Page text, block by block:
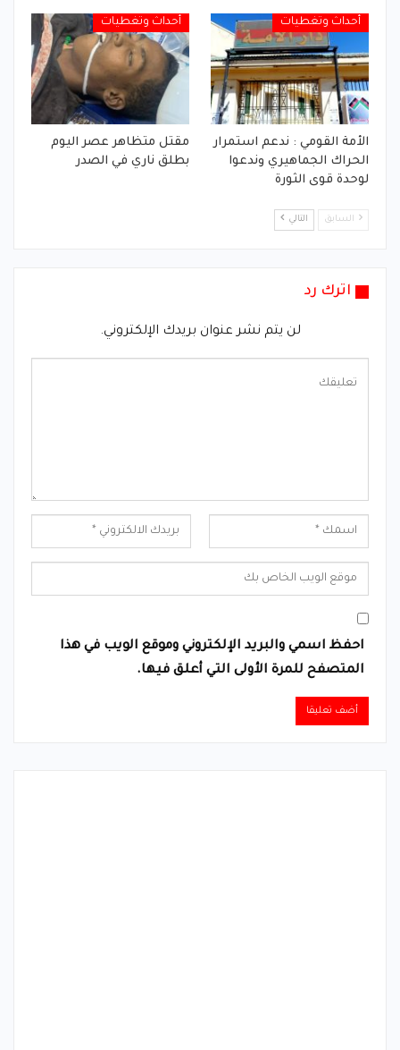
أحداث وتغطيات
الأمة القومي : ندعم استمرار
الحراك الجماهيري وندعوا
لوحدة قوى الثورة
أحداث وتغطيات
مقتل متظاهر عصر اليوم
بطلق ناري في الصدر
السابق التالي
اترك رد
لن يتم نشر عنوان بريدك الإلكتروني.
احفظ اسمي والبريد الإلكتروني وموقع الويب في هذا
المتصفح للمرة الأولى التي أعلق فيها.